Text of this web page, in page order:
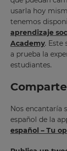
usarla hoy
tenemos
aprendizaje
Academy. Este
a prueba la
estudiantes.
Nos encantaría
español de la
español – Tu
Language
Choose
your
preferred
language
for
This
update